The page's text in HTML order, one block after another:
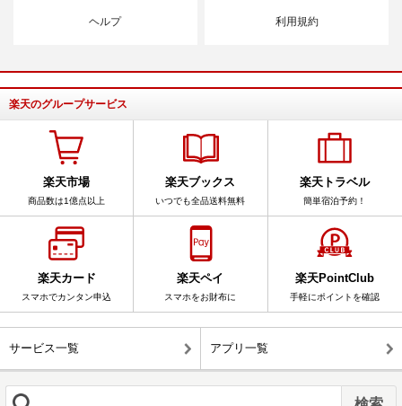
ヘルプ 利用規約
楽天のグループサービス
楽天市場
商品数は1億点以上
楽天ブックス
いつでも全品送料無料
楽天トラベル
簡単宿泊予約！
楽天カード
スマホでカンタン申込
楽天ペイ
スマホをお財布に
楽天PointClub
手軽にポイントを確認
サービス一覧 アプリ一覧